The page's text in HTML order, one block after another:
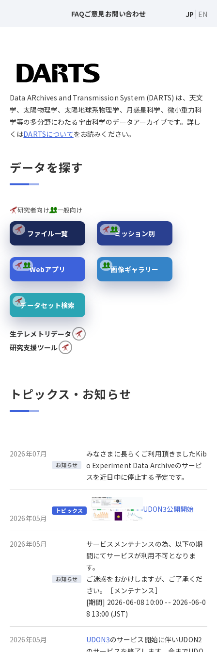
FAQご意見お問い合わせ JP EN
Data ARchives and Transmission System (DARTS) は、天文
学、太陽物理学、太陽地球系物理学、月惑星科学、微小重力科
学等の多分野にわたる宇宙科学のデータアーカイブです。詳し
くはDARTSについてをお読みください。
データを探す
研究者向け 一般向け
ファイル一覧 ミッション別
Webアプリ 画像ギャラリー
データセット検索
生テレメトリデータ
研究支援ツール
トピックス・お知らせ
2026年07月
お知らせ
みなさまに長らくご利用頂きましたKib
o Experiment Data Archiveのサービ
スを近日中に停止する予定です。
2026年05月
トピックス UDON3公開開始
2026年05月
お知らせ
サービスメンテナンスの為、以下の期
間にてサービスが利用不可となりま
す。
ご迷惑をおかけしますが、ご了承くだ
さい。［メンテナンス］
[期間] 2026-06-08 10:00 -- 2026-06-0
8 13:00 (JST)
2026年05月 UDON3のサービス開始に伴いUDON2